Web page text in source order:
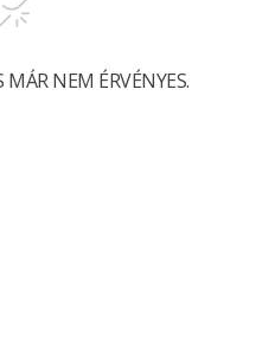
NEM ÉRVÉNYES.